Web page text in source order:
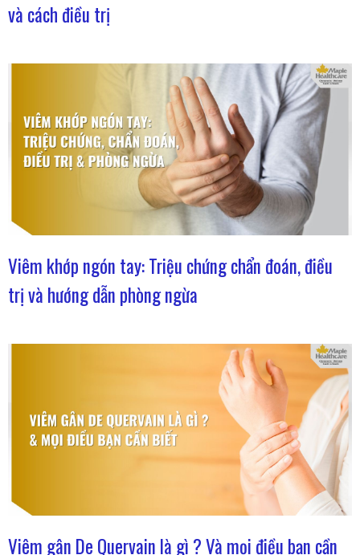
và cách điều trị
Viêm khớp ngón tay: Triệu chứng chẩn đoán, điều
trị và hướng dẫn phòng ngừa
Viêm gân De Quervain là gì ? Và mọi điều bạn cần